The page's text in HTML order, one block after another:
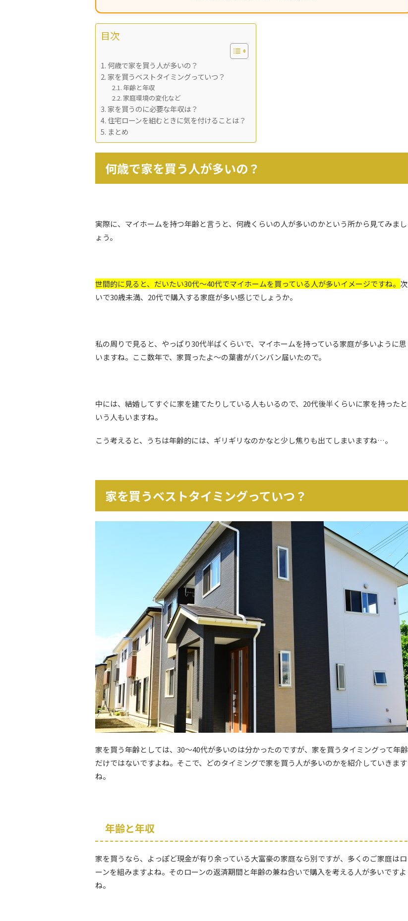
目次
何歳で家を買う人が多いの？
家を買うベストタイミングっていつ？
年齢と年収
家庭環境の変化など
家を買うのに必要な年収は？
住宅ローンを組むときに気を付けることは？
まとめ
何歳で家を買う人が多いの？
実際に、マイホームを持つ年齢と言うと、何歳くらいの人が多いのかという所から見てみまし
ょう。
世間的に見ると、だいたい30代～40代でマイホームを買っている人が多いイメージですね。 次
いで30歳未満、20代で購入する家庭が多い感じでしょうか。
私の周りで見ると、やっぱり30代半ばくらいで、マイホームを持っている家庭が多いように思
いますね。ここ数年で、家買ったよ～の葉書がバンバン届いたので。
中には、結婚してすぐに家を建てたりしている人もいるので、20代後半くらいに家を持ったと
いう人もいますね。
こう考えると、うちは年齢的には、ギリギリなのかなと少し焦りも出てしまいますね…。
家を買うベストタイミングっていつ？
家を買う年齢としては、30～40代が多いのは分かったのですが、家を買うタイミングって年齢
だけではないですよね。そこで、どのタイミングで家を買う人が多いのかを紹介していきます
ね。
年齢と年収
家を買うなら、よっぽど現金が有り余っている大富豪の家庭なら別ですが、多くのご家庭はロ
ーンを組みますよね。そのローンの返済期間と年齢の兼ね合いで購入を考える人が多いですよ
ね。